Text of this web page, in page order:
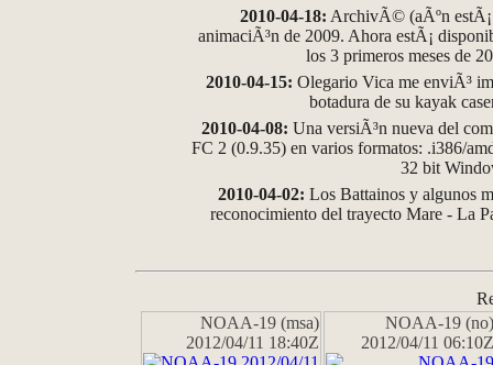
2010-04-18: ArchivÃ© (aÃºn
animaciÃ³n de 2009. Ahora estÃ¡
los 3 primeros meses de
2010-04-15: Olegario Vica me enviÃ³
botadura de su kayak
2010-04-08: Una versiÃ³n nueva del
FC 2 (0.9.35) en varios formatos: .i386/
32 bit
2010-04-02: Los Battainos y algunos
reconocimiento del trayecto Mare - La
NOAA-19 (msa)
2012/04/11 18:40Z
NOAA-19 (no)
2012/04/11 06:10Z